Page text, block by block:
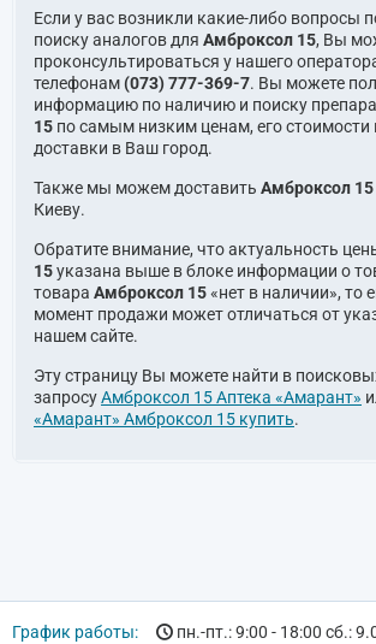
Если у вас возникли какие-либо вопросы
поиску аналогов для Амброксол 15, Вы
проконсультироваться у нашего
телефонам (073) 777-369-7. Вы можете
информацию по наличию и поиску
15 по самым низким ценам, его стоимости
доставки в Ваш город.
Также мы можем доставить Амброксол 15
Киеву.
Обратите внимание, что актуальность
15указана выше в блоке информации о
товара Амброксол 15«нет в наличии», то
момент продажи может отличаться от
нашем сайте.
Эту страницу Вы можете найти в
запросуАмброксол 15 Аптека «Амарант»
«Амарант» Амброксол 15 купить.
График работы: пн.-пт.: 9:00 - 18:00 сб.: